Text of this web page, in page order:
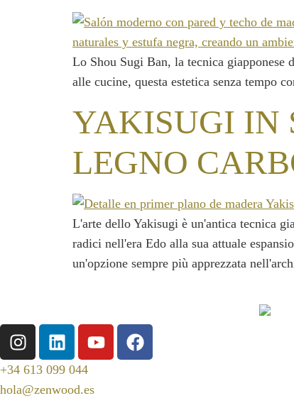
Lo Shou Sugi Ban, la tecnica
alle cucine, questa estetica senza tempo
YAKISUGI IN
LEGNO
L'arte dello Yakisugi è un'antica tecnica
radici nell'era Edo alla sua attuale
un'opzione sempre più apprezzata
+34 613 099 044
hola@zenwood.es